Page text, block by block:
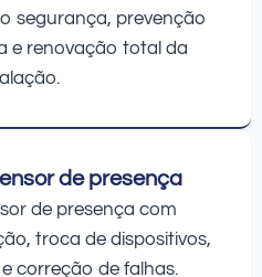
segurança, prevenção
e renovação total da
de presença
de presença com
troca de dispositivos,
correção de falhas.